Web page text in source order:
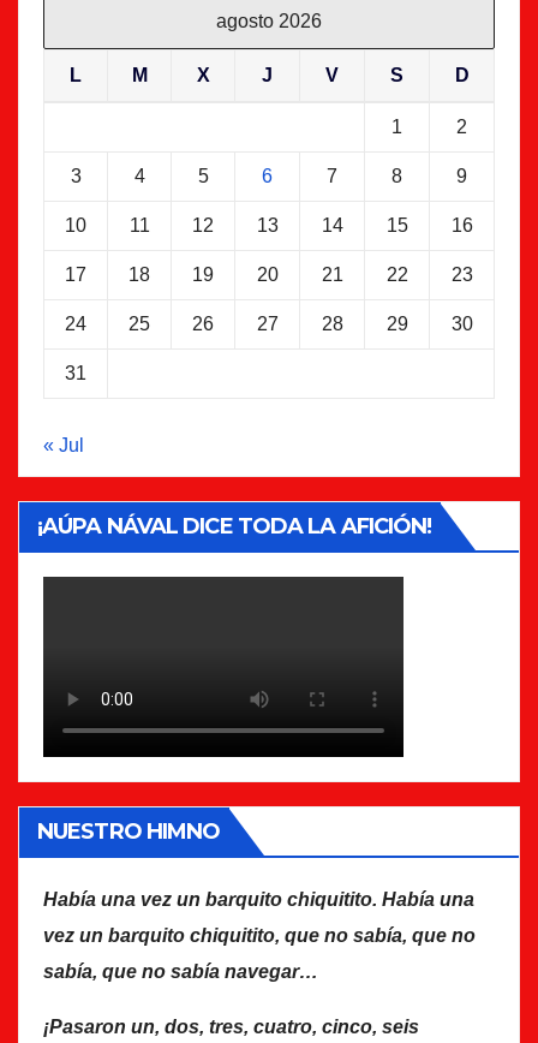
agosto 2026
L M X J V S D
1 2
3 4 5 6 7 8 9
10 11 12 13 14 15 16
17 18 19 20 21 22 23
24 25 26 27 28 29 30
31
« Jul
¡AÚPA NÁVAL DICE TODA LA AFICIÓN!
NUESTRO HIMNO
Había una vez un barquito chiquitito. Había una
vez un barquito chiquitito, que no sabía, que no
sabía, que no sabía navegar…
¡Pasaron un, dos, tres, cuatro, cinco, seis